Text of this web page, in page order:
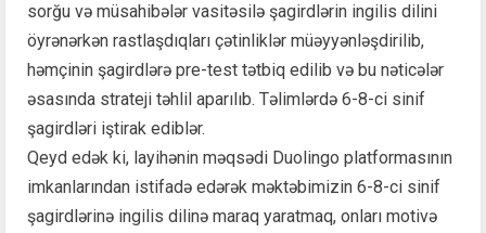
sorğu və müsahibələr vasitəsilə şagirdlərin ingilis dilini
öyrənərkən rastlaşdıqları çətinliklər müəyyənləşdirilib,
həmçinin şagirdlərə pre-test tətbiq edilib və bu nəticələr
əsasında strateji təhlil aparılıb. Təlimlərdə 6-8-ci sinif
şagirdləri iştirak ediblər.
Qeyd edək ki, layihənin məqsədi Duolingo platformasının
imkanlarından istifadə edərək məktəbimizin 6-8-ci sinif
şagirdlərinə ingilis dilinə maraq yaratmaq, onları motivə